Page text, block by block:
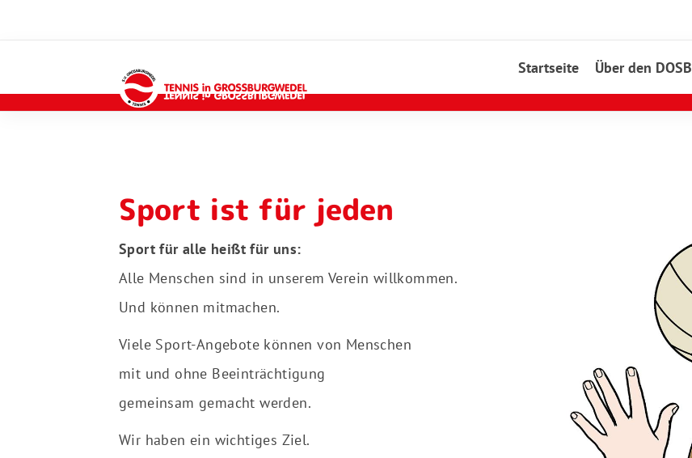
Startseite Über den DOSB
Sport ist für jeden
Sport für alle heißt für uns:
Alle Menschen sind in unserem Verein willkommen.
Und können mitmachen.
Viele Sport-Angebote können von Menschen
mit und ohne Beeinträchtigung
gemeinsam gemacht werden.
Wir haben ein wichtiges Ziel.